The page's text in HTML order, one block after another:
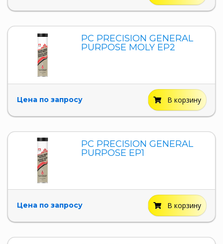
PC PRECISION GENERAL
PURPOSE MOLY EP2
Цена по запросу В корзину
PC PRECISION GENERAL
PURPOSE EP1
Цена по запросу В корзину